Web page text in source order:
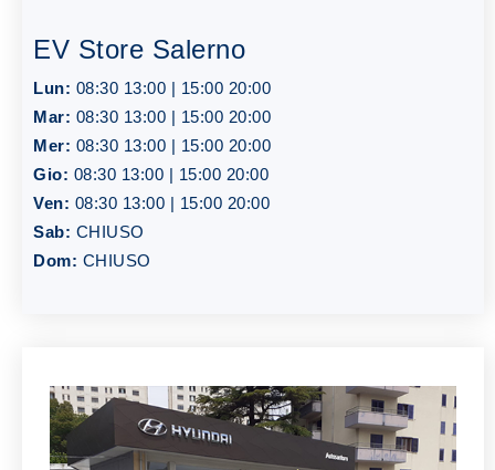
EV Store Salerno
Lun: 08:30 13:00 | 15:00 20:00
Mar: 08:30 13:00 | 15:00 20:00
Mer: 08:30 13:00 | 15:00 20:00
Gio: 08:30 13:00 | 15:00 20:00
Ven: 08:30 13:00 | 15:00 20:00
Sab: CHIUSO
Dom: CHIUSO